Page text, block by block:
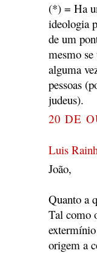
(*) = Ha
ideologia
de um
mesmo
alguma
pessoas
judeus).
20 DE
Luis
João,
Quanto a
Tal como
origem a